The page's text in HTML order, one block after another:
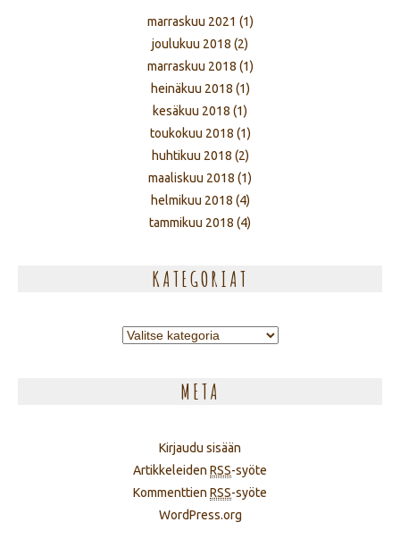
marraskuu 2021 (1)
joulukuu 2018 (2)
marraskuu 2018 (1)
heinäkuu 2018 (1)
kesäkuu 2018 (1)
toukokuu 2018 (1)
huhtikuu 2018 (2)
maaliskuu 2018 (1)
helmikuu 2018 (4)
tammikuu 2018 (4)
KATEGORIAT
Kategoriat
META
Kirjaudu sisään
Artikkeleiden RSS-syöte
Kommenttien RSS-syöte
WordPress.org